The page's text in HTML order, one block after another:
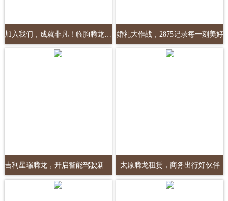
婚礼大作战，2875记录每一刻美好
太原腾龙租赁，商务出行好伙伴